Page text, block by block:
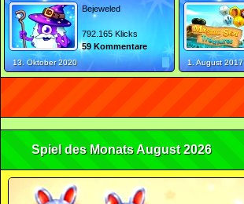
Bejeweled
792.165 Klicks
59 Kommentare
13. Oktober 2020 1. August 2017
Spiel des Monats August 2026